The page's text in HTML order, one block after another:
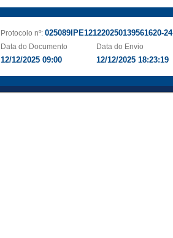
Protocolo nº: 025089IPE121220250139561620-24
Data do Documento
12/12/2025 09:00
Data do Envio
12/12/2025 18:23:19